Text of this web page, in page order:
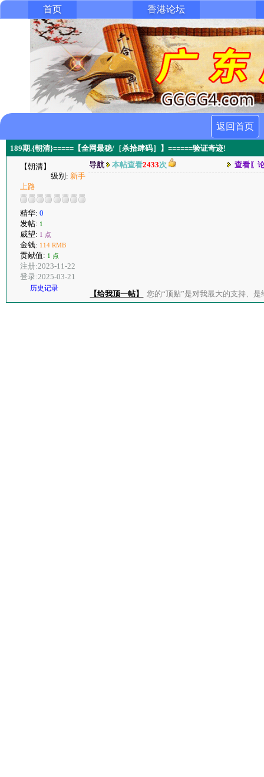
首页 香港论坛
返回首页
189期.{朝清}=====【全网最稳/［杀拾肆码］】======验证奇迹!
【朝清】
级别: 新手
上路
精华: 0
发帖: 1
威望: 1 点
金钱: 114 RMB
贡献值: 1 点
注册:2023-11-22
登录:2025-03-21
历史记录
导航 本帖查看2433次 查看〖
【给我顶一帖】 您的“顶贴”是对我最大的支持、